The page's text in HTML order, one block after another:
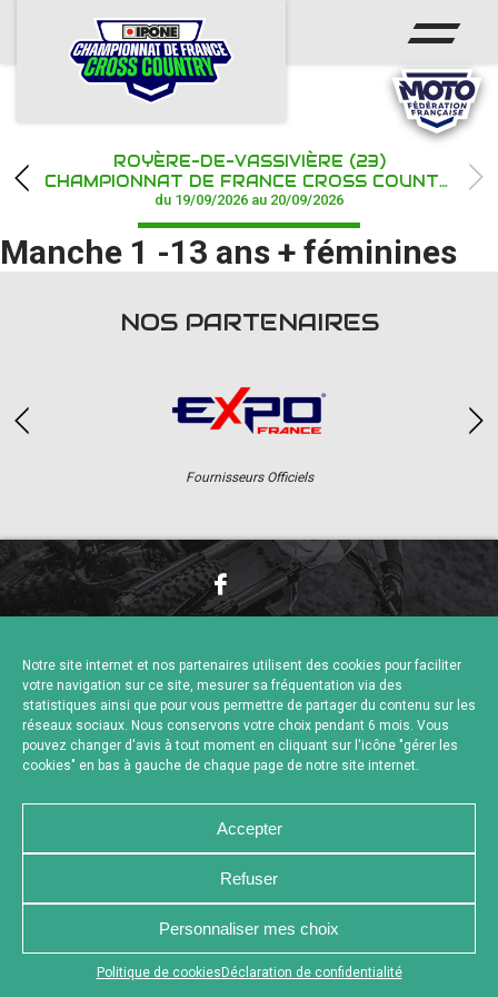
Notre site internet et nos partenaires utilisent des cookies pour faciliter
votre navigation sur ce site, mesurer sa fréquentation via des
statistiques ainsi que pour vous permettre de partager du contenu sur les
réseaux sociaux. Nous conservons votre choix pendant 6 mois. Vous
pouvez changer d'avis à tout moment en cliquant sur l'icône "gérer les
cookies" en bas à gauche de chaque page de notre site internet.
Accepter
Refuser
Personnaliser mes choix
Politique de cookies Déclaration de confidentialité
Appuyez sur le bouton partager en bas de votre
ACCUEIL
ACTUS
CHAMPIONNAT
RÉSULTATS
PHOTOS / WEB TV
PARTENAIRES
ROYÈRE-DE-VASSIVIÈRE (23)
CHAMPIONNAT DE FRANCE CROSS COUNTRY IPONE
du 19/09/2026 au 20/09/2026
Manche 1 -13 ans + féminines
NOS PARTENAIRES
Fournisseurs Officiels
DÉCLARATION DE CONFIDENTIALITÉ
RÉALISÉ PAR L’AGENCE WEB A3 WEB